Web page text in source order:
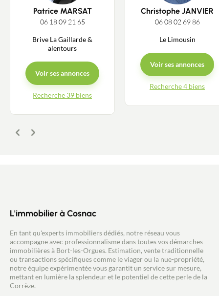
Contacter un conseiller
Contact
Patrice MARSAT
06 18 09 21 65
Brive La Gaillarde &
alentours
Voir ses annonces
Recherche 39 biens
Christophe JANVIER
06 08 02 69 86
Le Limousin
Voir ses annonces
Recherche 4 biens
Précédent
Suivant
L'immobilier à Cosnac
En tant qu'experts immobiliers dédiés, notre réseau vous
accompagne avec professionnalisme dans toutes vos démarches
immobilières à Bort-les-Orgues. Estimation, vente traditionnelle
ou transactions spécifiques comme le viager ou la nue-propriété,
notre équipe expérimentée vous garantit un service sur mesure,
mettant en lumière la splendeur et le potentiel de cette perle de la
Corrèze.